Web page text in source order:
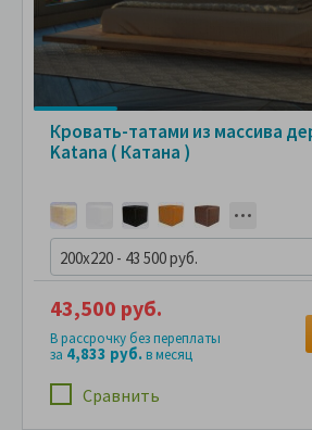
Кровать-татами из массива
Katana ( Катана )
200x220 - 43 500 руб.
Сравнить
43,500 руб.
В рассрочку без переплаты
за 4,833 руб.в месяц